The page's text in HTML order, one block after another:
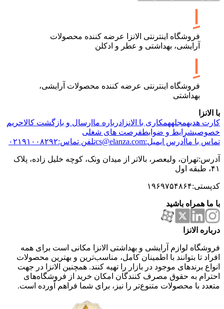
فروشگاه اینترنتی الانزا عرضه کننده محصولات
آرایشی، بهداشتی و عطر و ادکلن
فروشگاه اینترنتی عرضه کننده محصولات آرایشی،
بهداشتی
با الانزا
کارت هدیهمجلههمکاری با الانزا درباره ما ارسال و بازگشت کالاحریم
خصوصیشرایط و ضوابطفرصت های شغلی
تماس با ما آدرس ایمیل:cs@elanza.com تلفن تماس:۰۲۱۹۱۰۰۸۲۹۲
آدرس:تهران، ولیعصر، بالاتر از میدان ونک، کوچه خلیل زاده، پلاک
۴۱، طبقه اول
کدپستی:۱۹۶۹۷۵۴۸۶۴
با ما همراه باشید
درباره الانزا
فروشگاه لوازم آرایشی و بهداشتی الانزا مکانی است برای همه
افراد تا بتوانند با اطمینان کامل، مناسب‌ترین و بهترین محصولات
انواع برندهای موجود در بازار را تهیه کنند. همچنین الانزا در جهت
احترام به حقوق مصرف کنندگان امکان خرید از فروشگاه‌های
متعدد با محصولات متنوع‌تر را نیز، برای شما فراهم آورده است.